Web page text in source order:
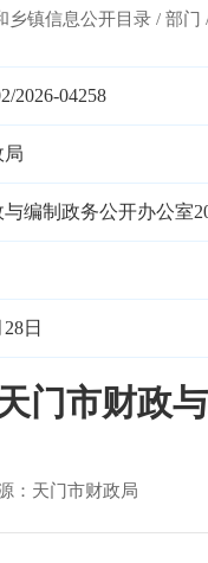
乡镇信息公开目录 / 部门
2026-04258
局
编制政务公开办公室
日
门市财政
：天门市财政局